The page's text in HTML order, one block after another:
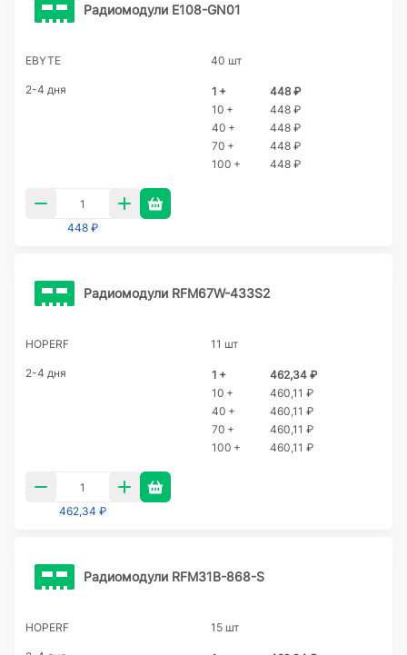
Радиомодули E108-GN01
EBYTE 40 шт
2-4 дня 1 +
448 ₽
10 +
448 ₽
40 +
448 ₽
70 +
448 ₽
100 +
448 ₽
448 ₽
Радиомодули RFM67W-433S2
HOPERF 11 шт
2-4 дня 1 +
462,34 ₽
10 +
460,11 ₽
40 +
460,11 ₽
70 +
460,11 ₽
100 +
460,11 ₽
462,34 ₽
Радиомодули RFM31B-868-S
HOPERF 15 шт